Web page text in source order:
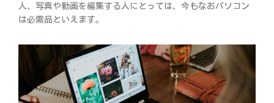
人、写真や動画を編集する人にとっては、今もなおパソコン
は必需品といえます。